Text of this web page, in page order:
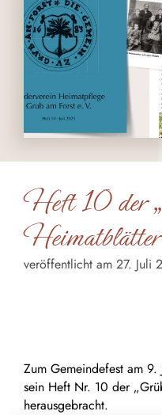
Heft 10 der
veröffentlicht am 27. Juli
Zum Gemeindefest am
sein Heft Nr. 10 der
herausgebracht.